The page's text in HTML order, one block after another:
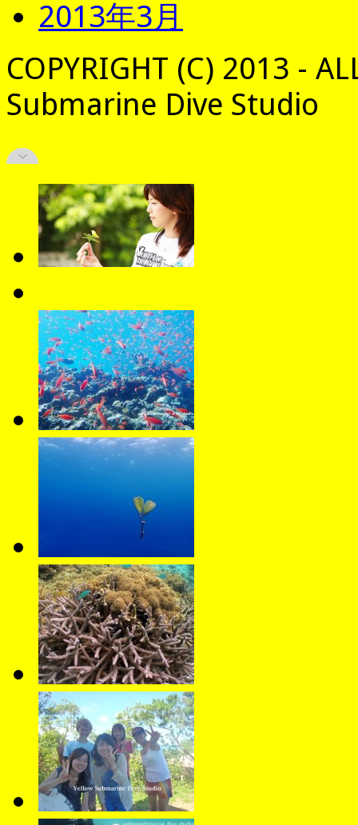
2013年3月
COPYRIGHT (C) 2013 -
Submarine Dive Studio